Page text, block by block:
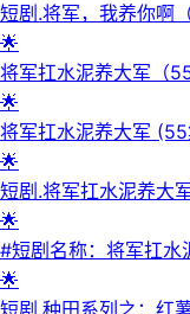
短剧.将军，我养你啊
🌟
将军扛水泥养大军（
🌟
将军扛水泥养大军
🌟
短剧.将军扛水泥养大
🌟
#短剧名称：将军扛水
🌟
短剧.种田系列之：红